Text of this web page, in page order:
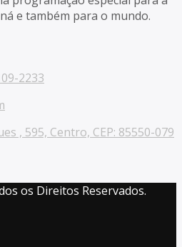
e também para o mundo.
2233
, 595, Centro, CEP: 85550-079
os Direitos Reservados.